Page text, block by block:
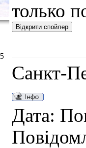
только
Санкт-
Дата: